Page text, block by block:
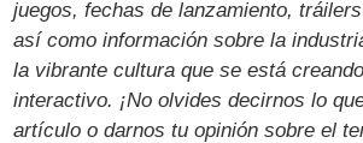
juegos, fechas de lanzamiento,
así como información sobre la
la vibrante cultura que se está
interactivo. ¡No olvides decirnos lo
artículo o darnos tu opinión sobre el